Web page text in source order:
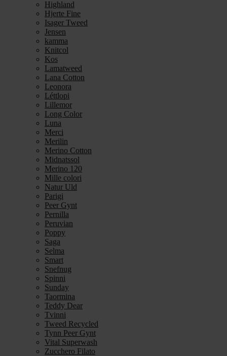
Highland
Hjerte Fine
Isager Tweed
Jensen
kamma
Knitcol
Kos
Lamatweed
Lana Cotton
Leonora
Léttlopi
Lillemor
Long Color
Luna
Merci
Merilin
Merino Cotton
Midnatssol
Merino 120
Mille colori
Natur Uld
Parigi
Peer Gynt
Pernilla
Peruvian
Poppy
Saga
Selma
Smart
Snefnug
Spinni
Sunday
Taormina
Teddy Dear
Tvinni
Tweed Recycled
Tynn Peer Gynt
Vital Superwash
Zucchero Filato